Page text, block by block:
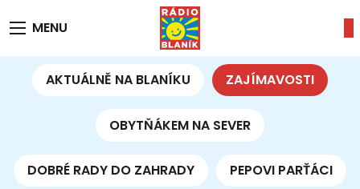
MENU
AKTUÁLNĚ NA BLANÍKU ZAJÍMAVOSTI
OBYTŇÁKEM NA SEVER
DOBRÉ RADY DO ZAHRADY PEPOVI PARŤÁCI